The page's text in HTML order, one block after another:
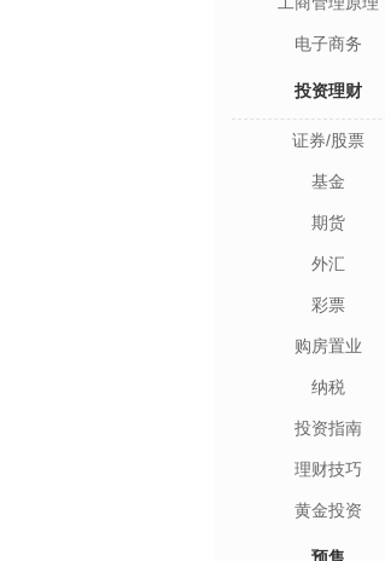
电子商务
投资理财
证券/股票
基金
期货
外汇
彩票
购房置业
纳税
投资指南
理财技巧
黄金投资